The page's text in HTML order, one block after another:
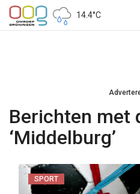
14.4°C
Berichten met
‘Middelburg’
SPORT